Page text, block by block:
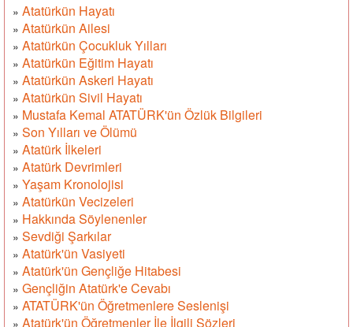
» Atatürkün Hayatı
» Atatürkün Ailesi
» Atatürkün Çocukluk Yılları
» Atatürkün Eğitim Hayatı
» Atatürkün Askeri Hayatı
» Atatürkün Sivil Hayatı
» Mustafa Kemal ATATÜRK'ün Özlük Bilgileri
» Son Yılları ve Ölümü
» Atatürk İlkeleri
» Atatürk Devrimleri
» Yaşam Kronolojisi
» Atatürkün Vecizeleri
» Hakkında Söylenenler
» Sevdiği Şarkılar
» Atatürk'ün Vasiyeti
» Atatürk'ün Gençliğe Hitabesi
» Gençliğin Atatürk'e Cevabı
» ATATÜRK'ün Öğretmenlere Seslenişi
» Atatürk'ün Öğretmenler İle İlgili Sözleri